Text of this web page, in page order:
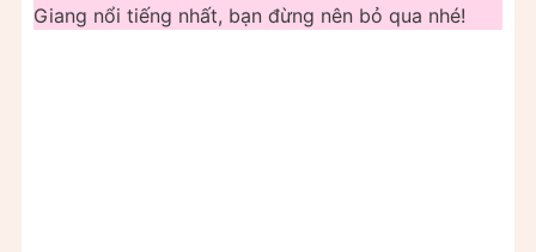
Giang nổi tiếng nhất, bạn đừng nên bỏ qua nhé!